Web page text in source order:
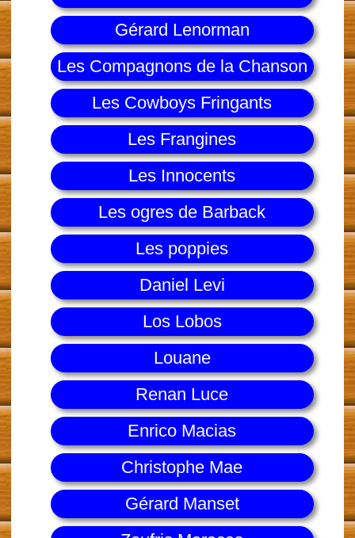
Gérard Lenorman
Les Compagnons de la Chanson
Les Cowboys Fringants
Les Frangines
Les Innocents
Les ogres de Barback
Les poppies
Daniel Levi
Los Lobos
Louane
Renan Luce
Enrico Macias
Christophe Mae
Gérard Manset